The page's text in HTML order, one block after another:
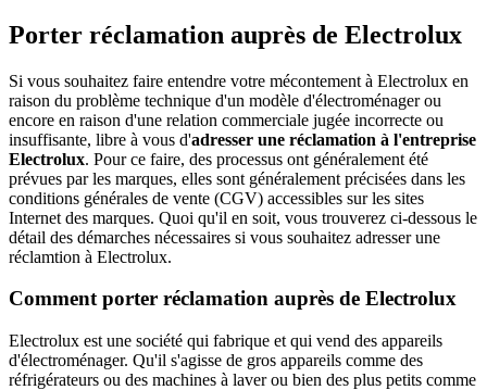
Porter réclamation auprès de Electrolux
Si vous souhaitez faire entendre votre mécontement à Electrolux en
raison du problème technique d'un modèle d'électroménager ou
encore en raison d'une relation commerciale jugée incorrecte ou
insuffisante, libre à vous d'adresser une réclamation à l'entreprise
Electrolux. Pour ce faire, des processus ont généralement été
prévues par les marques, elles sont généralement précisées dans les
conditions générales de vente (CGV) accessibles sur les sites
Internet des marques. Quoi qu'il en soit, vous trouverez ci-dessous le
détail des démarches nécessaires si vous souhaitez adresser une
réclamtion à Electrolux.
Comment porter réclamation auprès de Electrolux
Electrolux est une société qui fabrique et qui vend des appareils
d'électroménager. Qu'il s'agisse de gros appareils comme des
réfrigérateurs ou des machines à laver ou bien des plus petits comme